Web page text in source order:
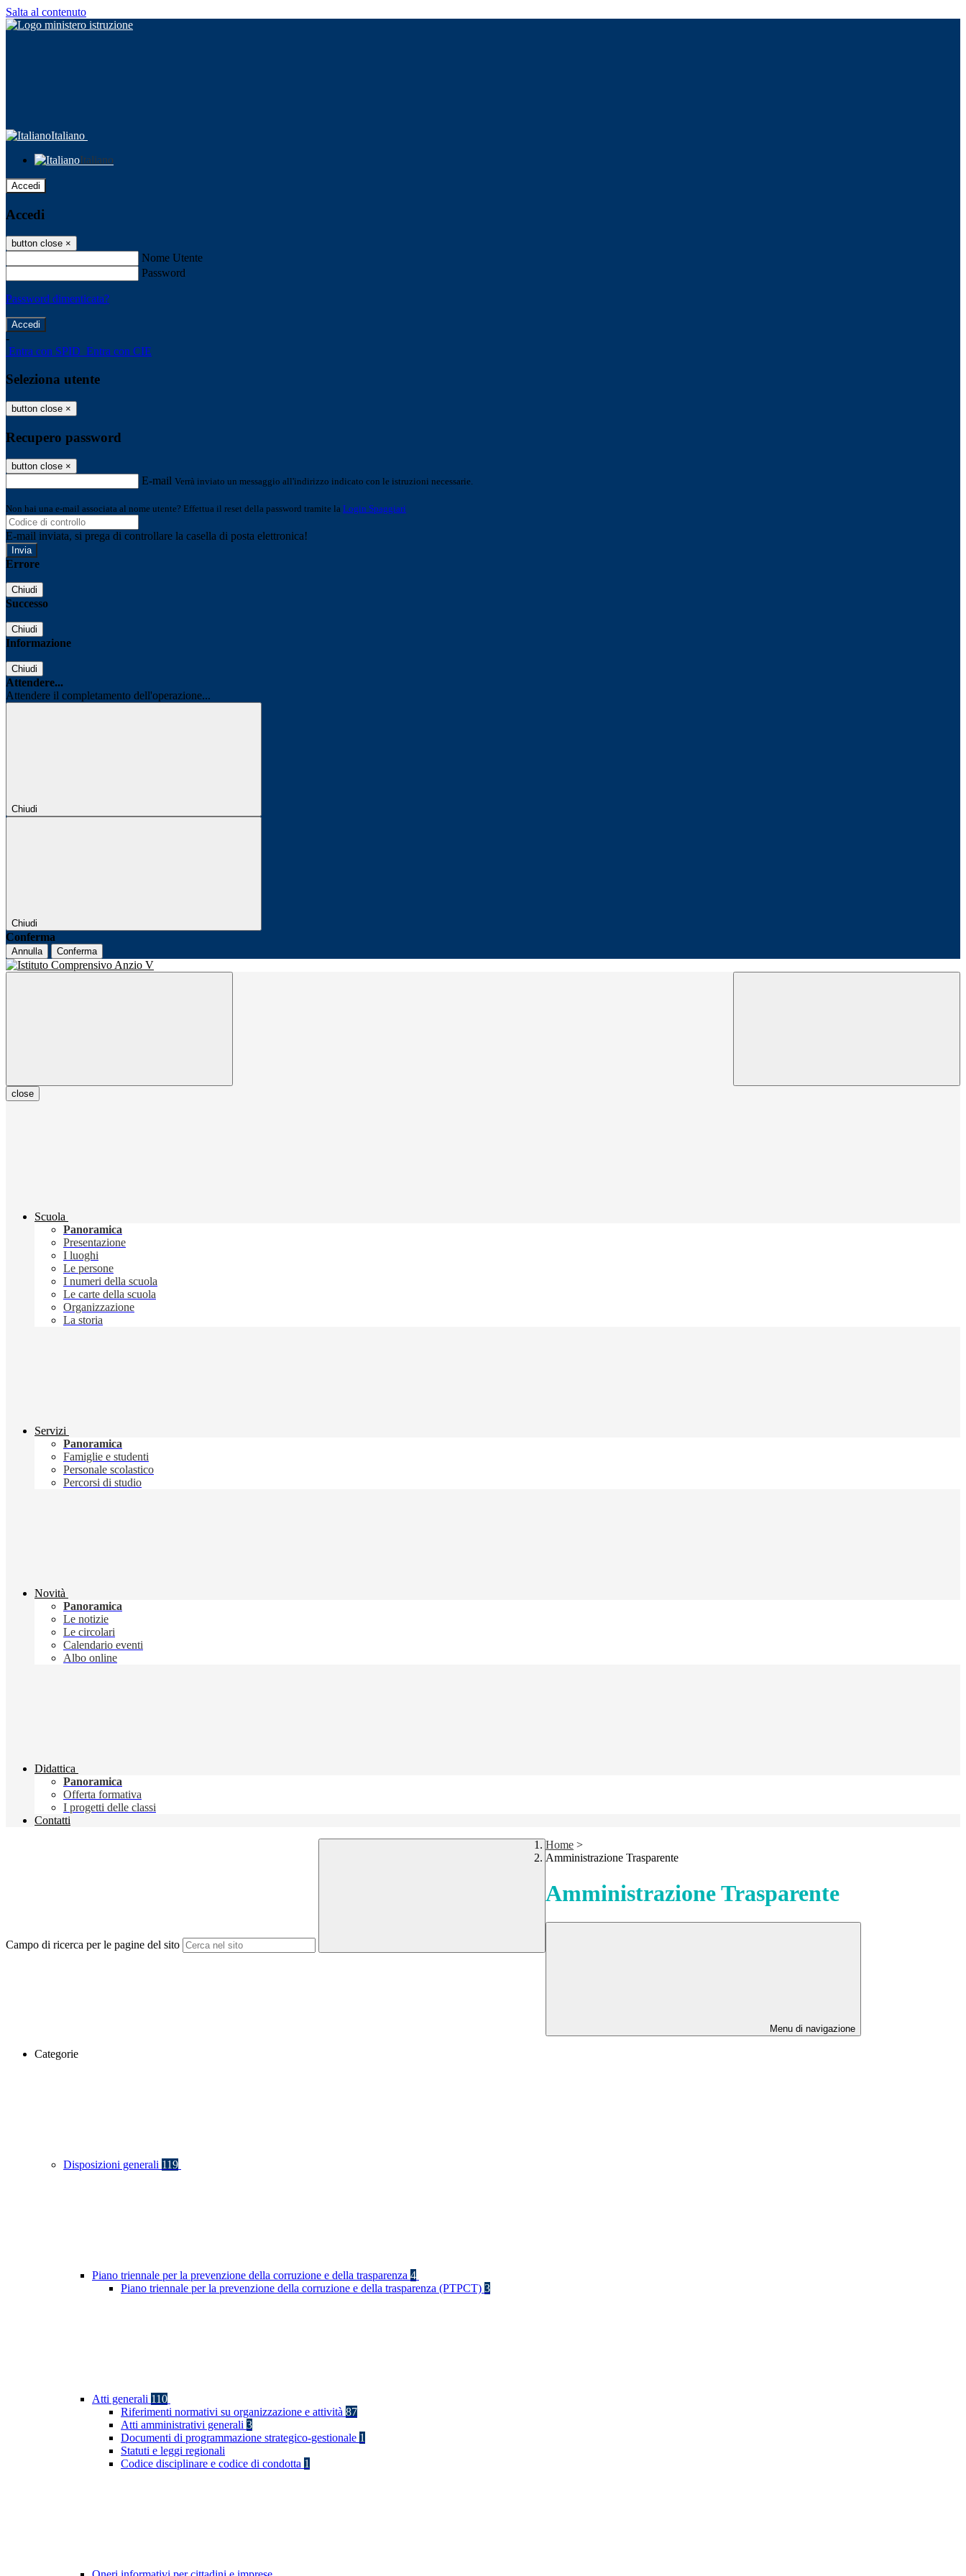
Salta al contenuto
Italiano
Italiano
Accedi
Accedi
button close ×
Nome Utente
Password
Password dimenticata?
-
Entra con SPID Entra con CIE
Seleziona utente
button close ×
Recupero password
button close ×
E-mail Verrà inviato un messaggio all'indirizzo indicato con le istruzioni necessarie.
Non hai una e-mail associata al nome utente? Effettua il reset della password tramite la Login Spaggiari
E-mail inviata, si prega di controllare la casella di posta elettronica!
Errore
Chiudi
Successo
Chiudi
Informazione
Chiudi
Attendere...
Attendere il completamento dell'operazione...
Chiudi
Chiudi
Conferma
Annulla Conferma
close
Scuola
Panoramica
Presentazione
I luoghi
Le persone
I numeri della scuola
Le carte della scuola
Organizzazione
La storia
Servizi
Panoramica
Famiglie e studenti
Personale scolastico
Percorsi di studio
Novità
Panoramica
Le notizie
Le circolari
Calendario eventi
Albo online
Didattica
Panoramica
Offerta formativa
I progetti delle classi
Contatti
Campo di ricerca per le pagine del sito
Home >
Amministrazione Trasparente
Amministrazione Trasparente
Menu di navigazione
Categorie
Disposizioni generali 119
Piano triennale per la prevenzione della corruzione e della trasparenza 4
Piano triennale per la prevenzione della corruzione e della trasparenza (PTPCT) 3
Atti generali 110
Riferimenti normativi su organizzazione e attività 87
Atti amministrativi generali 3
Documenti di programmazione strategico-gestionale 1
Statuti e leggi regionali
Codice disciplinare e codice di condotta 1